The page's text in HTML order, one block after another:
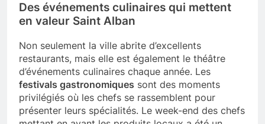
Des événements culinaires qui mettent
en valeur Saint Alban
Non seulement la ville abrite d’excellents
restaurants, mais elle est également le théâtre
d’événements culinaires chaque année. Les
festivals gastronomiques sont des moments
privilégiés où les chefs se rassemblent pour
présenter leurs spécialités. Le week-end des chefs